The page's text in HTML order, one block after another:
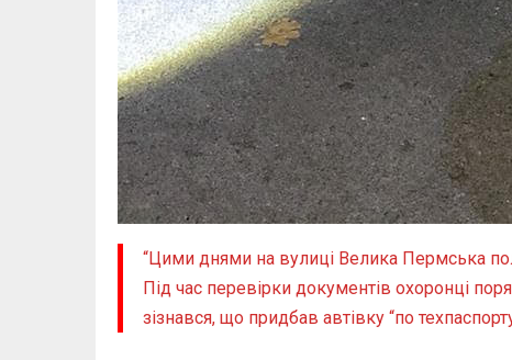
“Цими днями на вулиці Велика Пермська
Під час перевірки документів охоронці
зізнався, що придбав автівку “по